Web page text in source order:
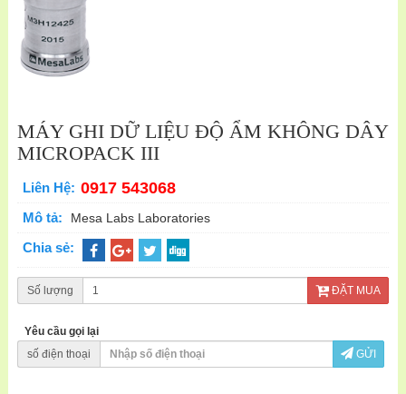
MÁY GHI DỮ LIỆU ĐỘ ẨM KHÔNG DÂY
MICROPACK III
Liên Hệ: 0917 543068
Mô tả: Mesa Labs Laboratories
Chia sẻ:
Số lượng ĐẶT MUA
Yêu cầu gọi lại
số điện thoại
GỬI